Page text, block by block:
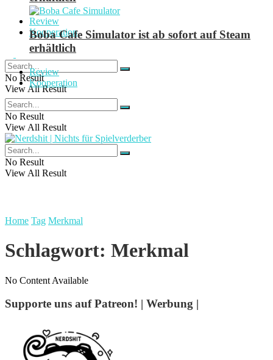
Review
Kooperation
No Result
View All Result
Boba Cafe Simulator ist ab sofort auf Steam
erhältlich
Review
Kooperation
No Result
View All Result
No Result
View All Result
Home Tag Merkmal
Schlagwort: Merkmal
No Content Available
Supporte uns auf Patreon! | Werbung |